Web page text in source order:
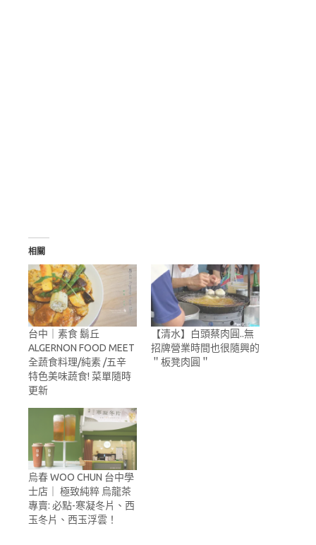
相關
台中｜素食 鬍丘
ALGERNON FOOD MEET
全蔬食料理/純素 /五辛
特色美味蔬食! 菜單隨時
更新
【清水】白頭蔡肉圓..無
招牌營業時間也很隨興的
＂板凳肉圓＂
烏春 WOO CHUN 台中學
士店｜ 極致純粹 烏龍茶
專賣: 必點-寒凝冬片、西
玉冬片、西玉浮雲！